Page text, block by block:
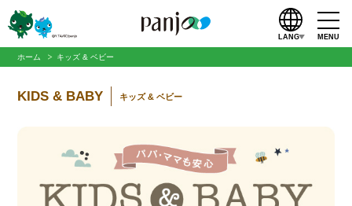
LANG MENU
ホーム キッズ & ベビー
KIDS & BABY キッズ & ベビー